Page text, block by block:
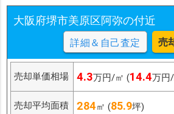
大阪府堺市美原区阿弥の付近
詳細＆自己査定 売
売却単価相場 4.3万円/㎡ (14.4万円
売却平均面積 284㎡ (85.9坪)